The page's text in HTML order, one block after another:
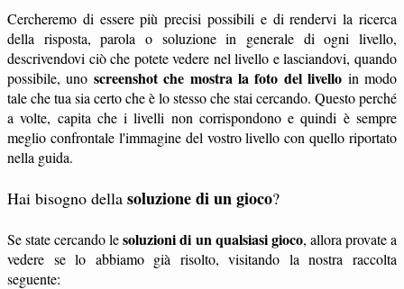
Cercheremo di essere più precisi possibili e di rendervi la ricerca
della risposta, parola o soluzione in generale di ogni livello,
descrivendovi ciò che potete vedere nel livello e lasciandovi, quando
possibile, uno screenshot che mostra la foto del livello in modo
tale che tua sia certo che è lo stesso che stai cercando. Questo perché
a volte, capita che i livelli non corrispondono e quindi è sempre
meglio confrontale l'immagine del vostro livello con quello riportato
nella guida.
Hai bisogno della soluzione di un gioco?
Se state cercando lesoluzioni di un qualsiasi gioco, allora provate a
vedere se lo abbiamo già risolto, visitando la nostra raccolta
seguente: